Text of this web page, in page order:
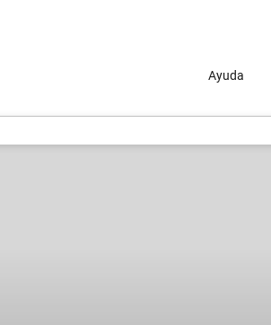
Ayuda